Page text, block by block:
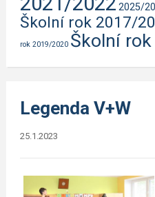
2025/
Školní rok 2017/
rok 2019/2020 Školní
Legenda V+W
25.1.2023